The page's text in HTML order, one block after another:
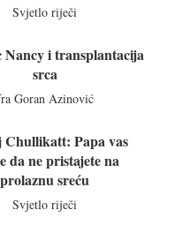
Svjetlo riječi
Nancy i transplantacija
srca
Goran Azinović
Chullikatt: Papa vas
da ne pristajete na
prolaznu sreću
Svjetlo riječi